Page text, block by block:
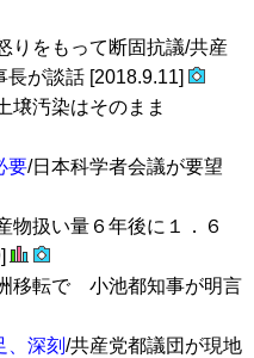
りをもって断固抗議/共産
が談話 [2018.9.11]
壌汚染はそのまま
要/日本科学者会議が要望
物扱い量６年後に１．６
移転で 小池都知事が明言
深刻 /共産党都議団が現地